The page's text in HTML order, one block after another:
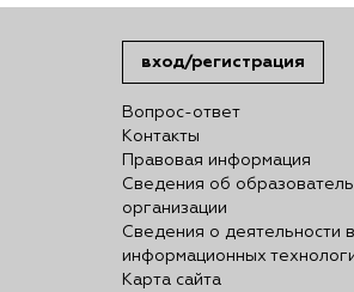
вход/регистрация
Вопрос-ответ
Контакты
Правовая информация
Сведения об
организации
Сведения о деятельности
информационных
Карта сайта